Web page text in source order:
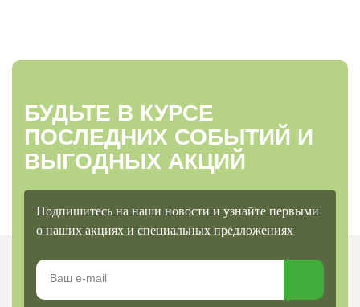
БУДЬТЕ В КУРСЕ
ПОСЛЕДНИХ СОБЫТИЙ И
ВЫГОДНЫХ АКЦИЙ
Подпишитесь на наши новости и узнайте первыми
о наших акциях и специальных предложениях